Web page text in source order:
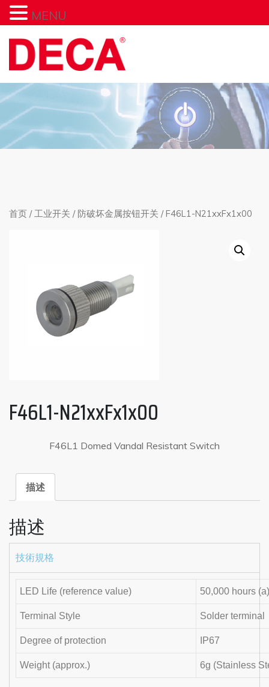
首页 /工业开关 / 防破坏金属按钮开关 / F46L1-N21xxFx1x00
F46L1-N21xxFx1x00
F46L1 Domed Vandal Resistant Switch
描述
描述
技術規格
LED Life (reference value) 50,000 hours
Terminal Style Solder terminal
Degree of protection IP67
Weight (approx.) 6g (Stainless
MENU